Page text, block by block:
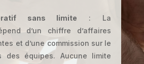
sans limite : La
d’un chiffre d’affaires
et d’une commission sur le
des équipes. Aucune limite